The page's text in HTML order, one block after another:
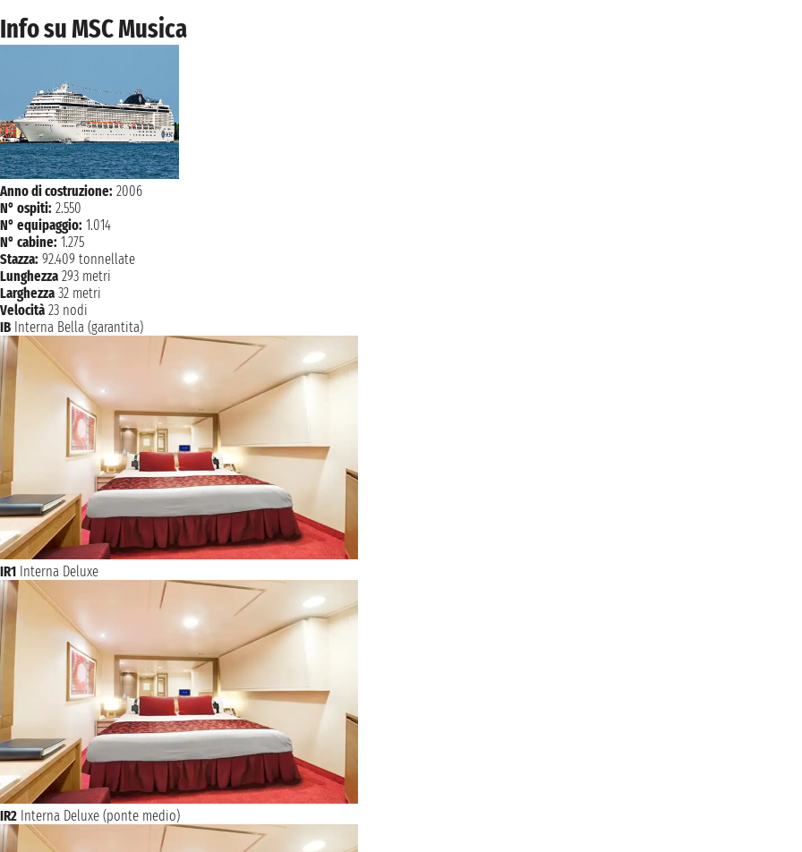
per trovare quella che più fa al caso tuo. Per farlo,
della tua crociera da Valencia: ad esempio, potrai
Info su MSC Musica
Anno di costruzione: 2006
N° ospiti: 2.550
N° equipaggio: 1.014
N° cabine: 1.275
Stazza: 92.409 tonnellate
Lunghezza 293 metri
Larghezza 32 metri
Velocità 23 nodi
IB Interna Bella (garantita)
IR1 Interna Deluxe
IR2 Interna Deluxe (ponte medio)